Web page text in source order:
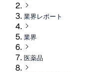
業界レポート
業界
医薬品